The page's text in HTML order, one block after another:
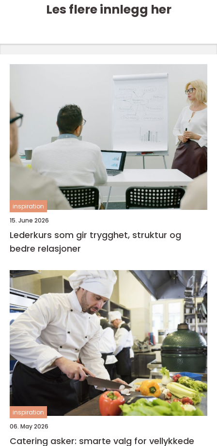
Les flere innlegg her
inspiration
15. June 2026
Lederkurs som gir trygghet, struktur og
bedre relasjoner
inspiration
06. May 2026
Catering asker: smarte valg for vellykkede